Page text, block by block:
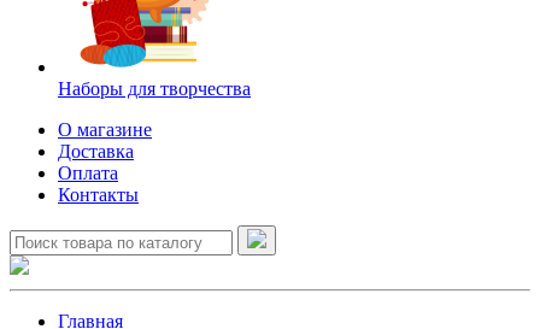
Наборы для творчества
О магазине
Доставка
Оплата
Контакты
Главная